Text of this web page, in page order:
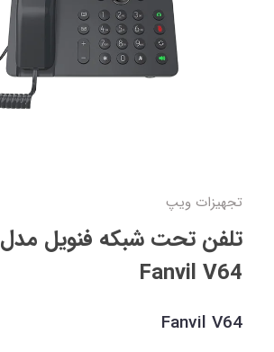
تجهیزات ویپ
تلفن تحت شبکه فنویل مدل
Fanvil V64
Fanvil V64